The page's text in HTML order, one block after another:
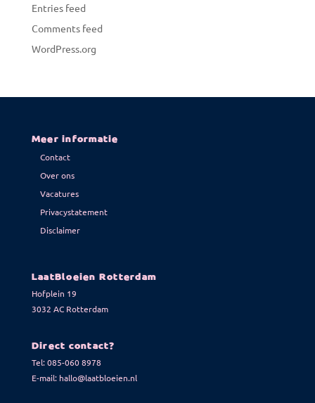
Entries feed
Comments feed
WordPress.org
Meer informatie
Contact
Over ons
Vacatures
Privacystatement
Disclaimer
LaatBloeien Rotterdam
Hofplein 19
3032 AC Rotterdam
Direct contact?
Tel:085-060 8978
E-mail: hallo@laatbloeien.nl